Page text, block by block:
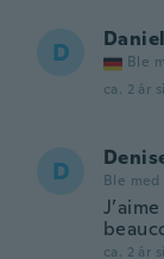
D Daniel
Ble
ca. 2 år
D Ble med
ca. 2 år